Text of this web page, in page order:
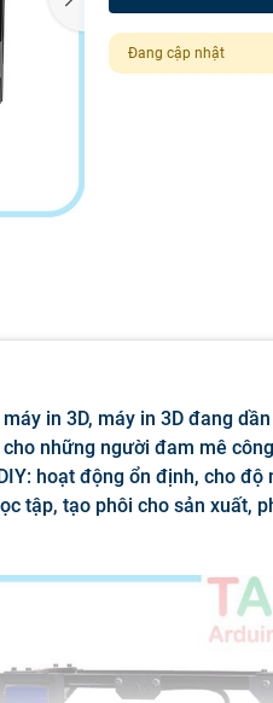
Đang cập nhật
in 3D, máy in 3D đang
những người đam mê
hoạt động ổn định, cho
tập, tạo phôi cho sản xuất,